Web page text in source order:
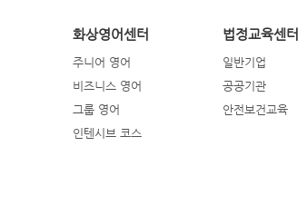
화상영어센터
주니어 영어
비즈니스 영어
그룹 영어
인텐시브 코스
법정교육센터
일반기업
공공기관
안전보건교육